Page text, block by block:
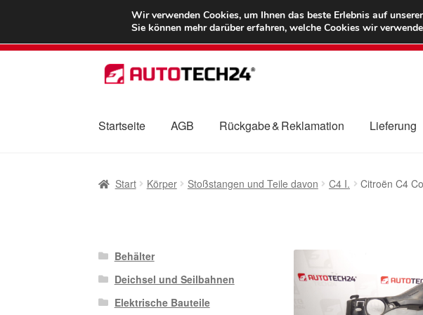
LIEFERUNG ab 6 EUR
Zur
Navigation
Zum
Inhalt
Startseite AGB Rückgabe & Reklamation Lieferung
Start Körper Stoßstangen und Teile davon C4 I. Citroën C4
Behälter
Deichsel und Seilbahnen
Elektrische Bauteile
Wir verwenden Cookies, um Ihnen das beste Erlebnis auf
Sie können mehr darüber erfahren, welche Cookies wir